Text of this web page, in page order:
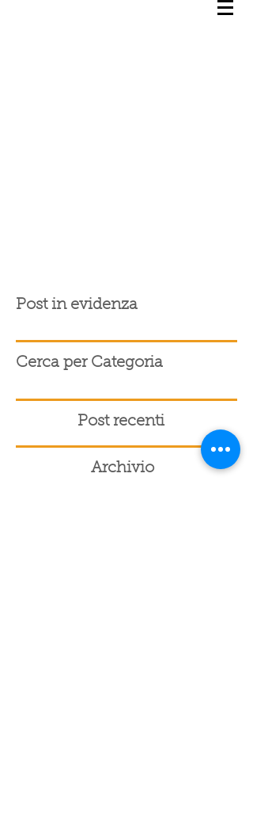
Post in evidenza
Cerca per Categoria
Post recenti
Archivio